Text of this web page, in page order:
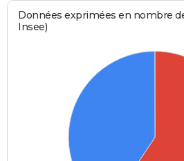
Données exprimées en nombre
Insee)